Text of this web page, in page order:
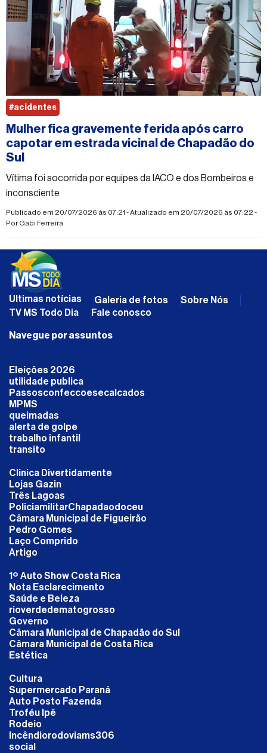
Mulher fica gravemente ferida após carro
capotar em estrada vicinal de Chapadão do
Sul
Vítima foi socorrida por equipes da IACO e dos Bombeiros e
inconsciente
Publicado em 20/07/2026 às 07:21 - Atualizado em 20/07/2026 às 07:22 -
PorGabi Ferreira
#acidentes
Últimas notícias Galeria de fotos
Sobre Nós
TV MS Todo Dia
Fale conosco
Navegue por assuntos
Eleições 2026
utilidade publica
Passosconfeccoesecalcados
MPMS
queimadas
alerta de golpe
trabalho infantil
transito
Clinica Divertidamente
Lojas Gazin
Três Lagoas
PoliciamilitarChapadaodoceu
Câmara Municipal de Figueirão
Pedro Gomes
Laço Comprido
Artigo
1º Auto Show Costa Rica
Nota Esclarecimento
Saúde e Beleza
rioverdedematogrosso
Governo
Câmara Municipal de Chapadão do Sul
Câmara Municipal de Costa Rica
Estética
Cultura
Supermercado Paraná
Auto Posto Fazenda
Troféu Ipê
Rodeio
Incêndiorodoviams306
social